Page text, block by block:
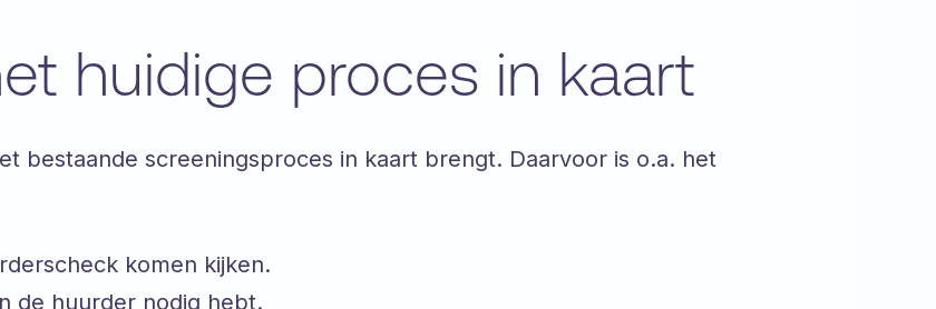
huidige proces in kaart
bestaande screeningsproces in kaart brengt. Daarvoor is o.a. het
komen kijken.
de huurder nodig hebt.